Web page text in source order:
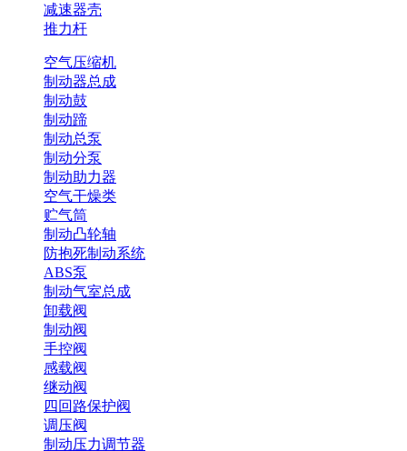
减速器壳
推力杆
空气压缩机
制动器总成
制动鼓
制动蹄
制动总泵
制动分泵
制动助力器
空气干燥类
贮气筒
制动凸轮轴
防抱死制动系统
ABS泵
制动气室总成
卸载阀
制动阀
手控阀
感载阀
继动阀
四回路保护阀
调压阀
制动压力调节器